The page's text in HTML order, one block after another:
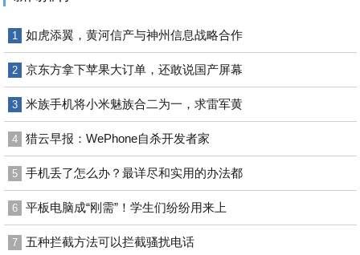
1 如虎添翼，黄河信产与神州信息战略合作
2 京东方拿下苹果大订单，还敢说国产屏幕
3 米族手机将小米魅族合二为一，求雷军黄
4 猎云早报：WePhone自杀开发者家
5 手机丢了怎么办？最详尽和实用的办法都
6 平板电脑成“刚需”！学生们纷纷用来上
7 五种拦截方法可以拦截骚扰电话